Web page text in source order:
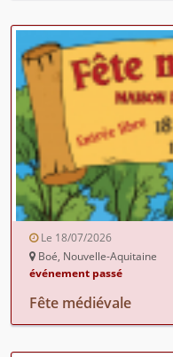
Le 18/07/2026
Boé, Nouvelle-Aquitaine
événement passé
Fête médiévale